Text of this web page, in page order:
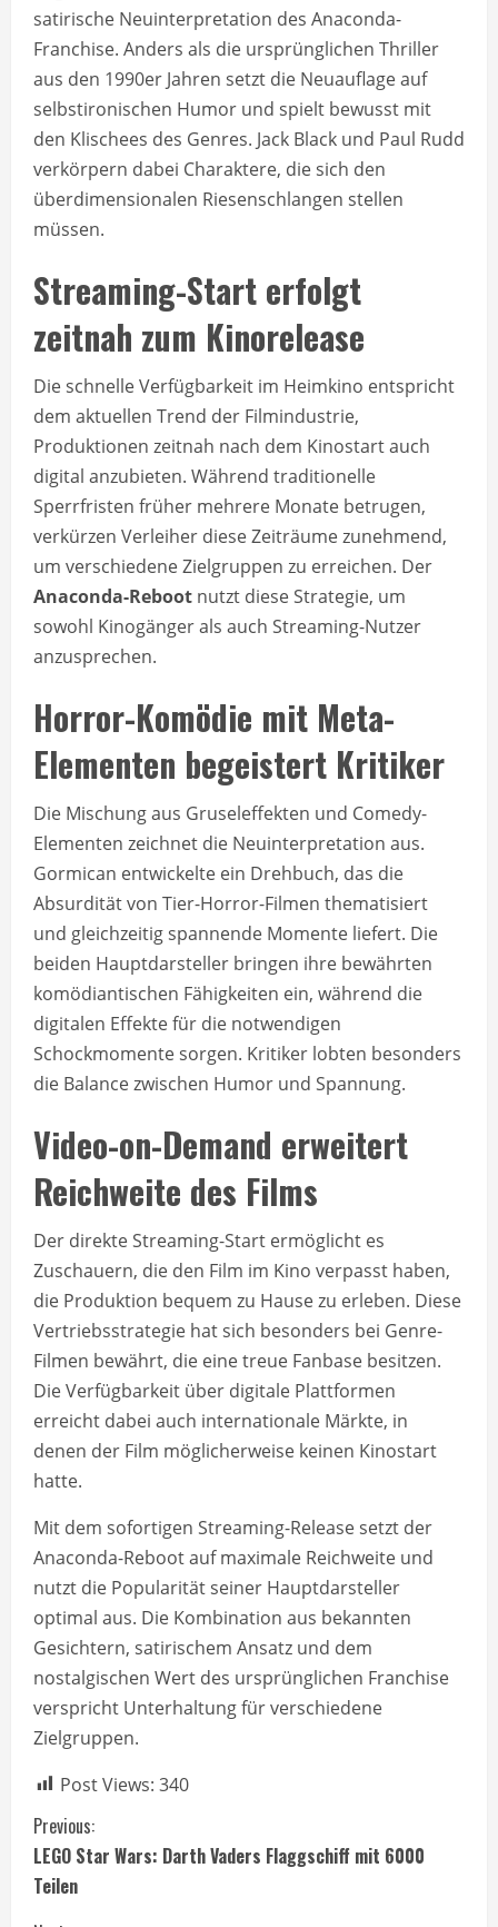
satirische Neuinterpretation des Anaconda-
Franchise. Anders als die ursprünglichen Thriller
aus den 1990er Jahren setzt die Neuauflage auf
selbstironischen Humor und spielt bewusst mit
den Klischees des Genres. Jack Black und Paul Rudd
verkörpern dabei Charaktere, die sich den
überdimensionalen Riesenschlangen stellen
müssen.
Streaming-Start erfolgt
zeitnah zum Kinorelease
Die schnelle Verfügbarkeit im Heimkino entspricht
dem aktuellen Trend der Filmindustrie,
Produktionen zeitnah nach dem Kinostart auch
digital anzubieten. Während traditionelle
Sperrfristen früher mehrere Monate betrugen,
verkürzen Verleiher diese Zeiträume zunehmend,
um verschiedene Zielgruppen zu erreichen. Der
Anaconda-Reboot nutzt diese Strategie, um
sowohl Kinogänger als auch Streaming-Nutzer
anzusprechen.
Horror-Komödie mit Meta-
Elementen begeistert Kritiker
Die Mischung aus Gruseleffekten und Comedy-
Elementen zeichnet die Neuinterpretation aus.
Gormican entwickelte ein Drehbuch, das die
Absurdität von Tier-Horror-Filmen thematisiert
und gleichzeitig spannende Momente liefert. Die
beiden Hauptdarsteller bringen ihre bewährten
komödiantischen Fähigkeiten ein, während die
digitalen Effekte für die notwendigen
Schockmomente sorgen. Kritiker lobten besonders
die Balance zwischen Humor und Spannung.
Video-on-Demand erweitert
Reichweite des Films
Der direkte Streaming-Start ermöglicht es
Zuschauern, die den Film im Kino verpasst haben,
die Produktion bequem zu Hause zu erleben. Diese
Vertriebsstrategie hat sich besonders bei Genre-
Filmen bewährt, die eine treue Fanbase besitzen.
Die Verfügbarkeit über digitale Plattformen
erreicht dabei auch internationale Märkte, in
denen der Film möglicherweise keinen Kinostart
hatte.
Mit dem sofortigen Streaming-Release setzt der
Anaconda-Reboot auf maximale Reichweite und
nutzt die Popularität seiner Hauptdarsteller
optimal aus. Die Kombination aus bekannten
Gesichtern, satirischem Ansatz und dem
nostalgischen Wert des ursprünglichen Franchise
verspricht Unterhaltung für verschiedene
Zielgruppen.
Post Views: 340
C
o
Previous:
LEGO Star Wars: Darth Vaders Flaggschiff mit 6000
Teilen